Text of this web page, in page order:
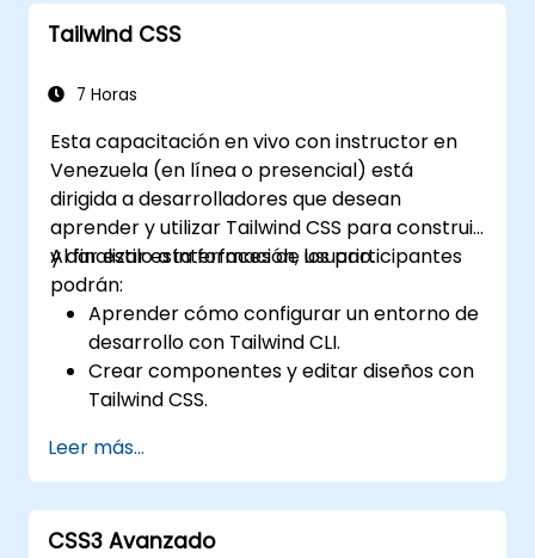
Tailwind CSS
7 Horas
Esta capacitación en vivo con instructor en
Venezuela (en línea o presencial) está
dirigida a desarrolladores que desean
aprender y utilizar Tailwind CSS para construir
y dar estilo a interfaces de usuario.
Al finalizar esta formación, los participantes
podrán:
Aprender cómo configurar un entorno de
desarrollo con Tailwind CLI.
Crear componentes y editar diseños con
Tailwind CSS.
para dar estilo a los elementos.
Dominar los fundamentos de Tailwind
CSS.
Crear sitios web modernos utilizando
Leer más...
CSS3 Avanzado